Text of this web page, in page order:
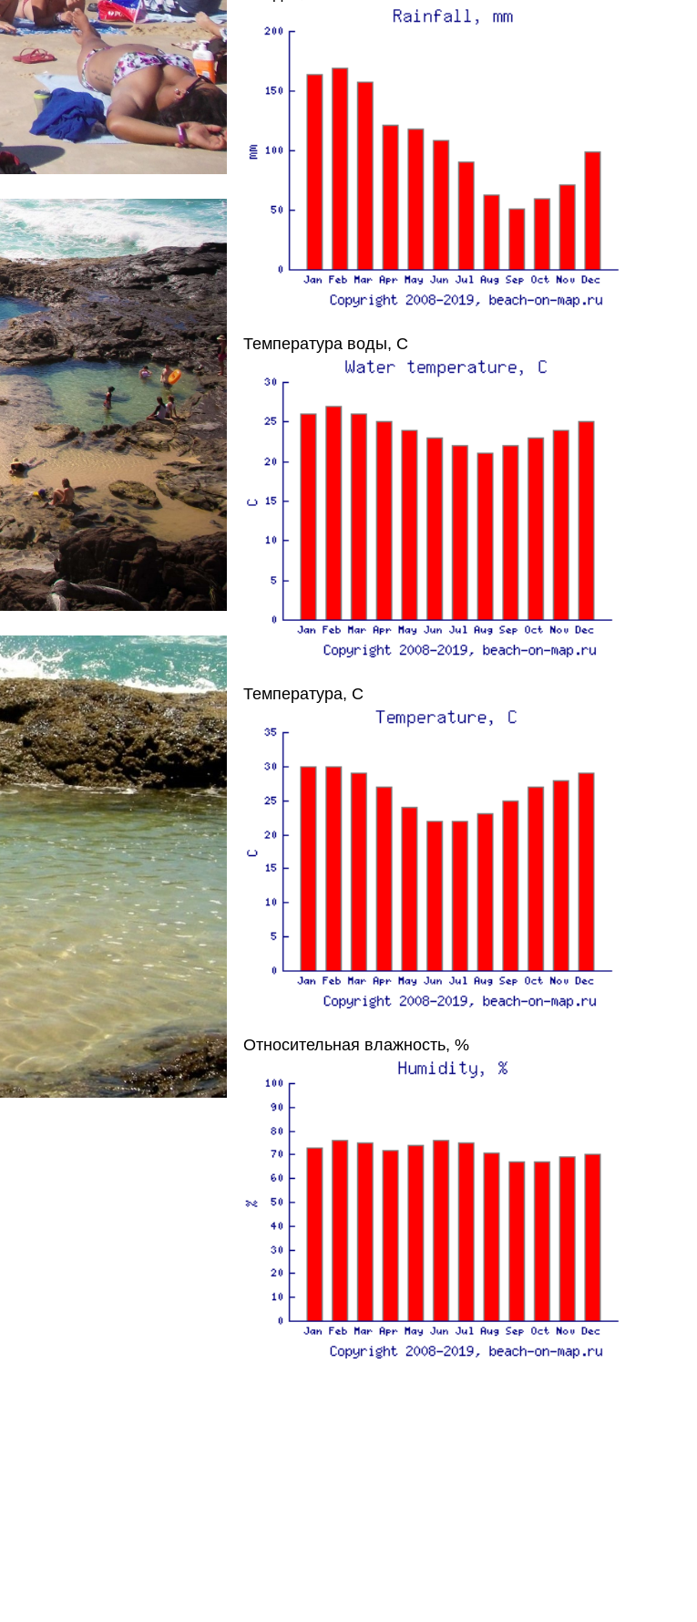
Температура воды, C
Температура, C
Относительная влажность, %